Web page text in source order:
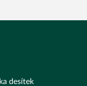
desítek